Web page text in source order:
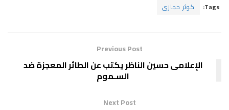
Tags: كوثر حجازى
Previous Post
الإعلامى حسين الناظر يكتب عن ‏الطائر المعجزة ضد
السـموم
Next Post